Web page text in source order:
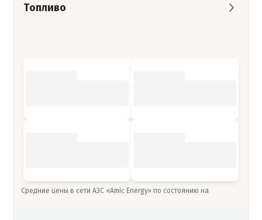
Топливо
Средние цены в сети АЗС «Amic Energy» по состоянию на